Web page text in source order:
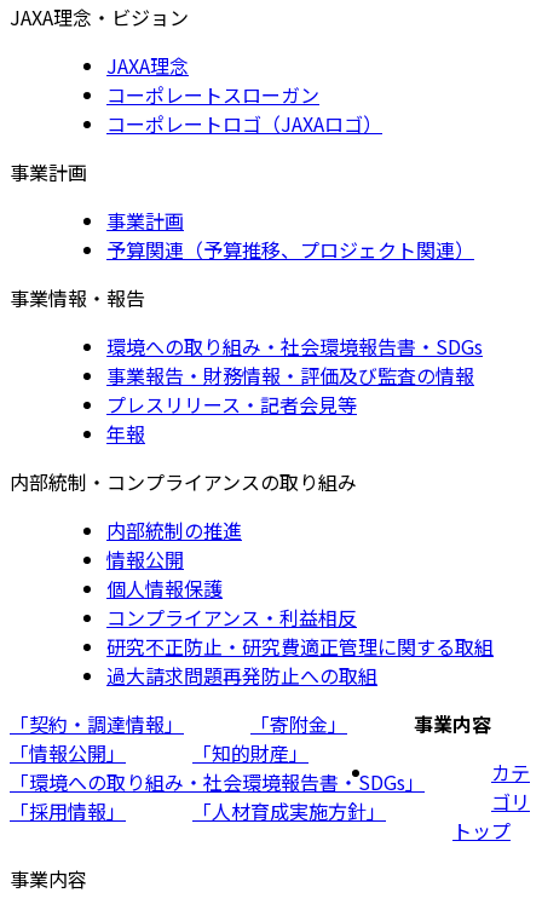
JAXA理念・ビジョン
JAXA理念
コーポレートスローガン
コーポレートロゴ（JAXAロゴ）
事業計画
事業計画
予算関連（予算推移、プロジェクト関連）
事業情報・報告
環境への取り組み・社会環境報告書・SDGs
事業報告・財務情報・評価及び監査の情報
プレスリリース・記者会見等
年報
内部統制・コンプライアンスの取り組み
内部統制の推進
情報公開
個人情報保護
コンプライアンス・利益相反
研究不正防止・研究費適正管理に関する取組
過大請求問題再発防止への取組
「契約・調達情報」
「寄附金」
「情報公開」
「知的財産」
「環境への取り組み・社会環境報告書・SDGs」
「採用情報」
「人材育成実施方針」
事業内容
カテ
ゴリ
トップ
事業内容